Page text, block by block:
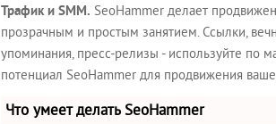
Трафик и SMM. SeoHammer делает
прозрачным и простым занятием. Ссылки,
упоминания, пресс-релизы - используйте по
потенциал SeoHammer для продвижения
Что умеет делать SeoHammer